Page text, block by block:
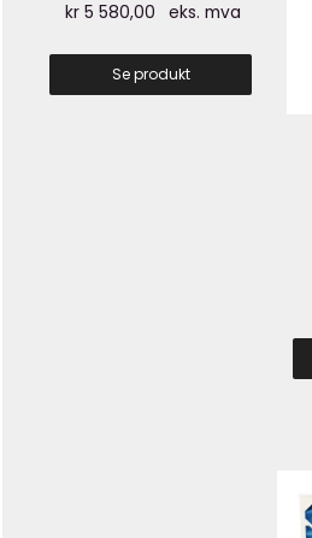
kr 5 580,00 eks. mva
Se produkt